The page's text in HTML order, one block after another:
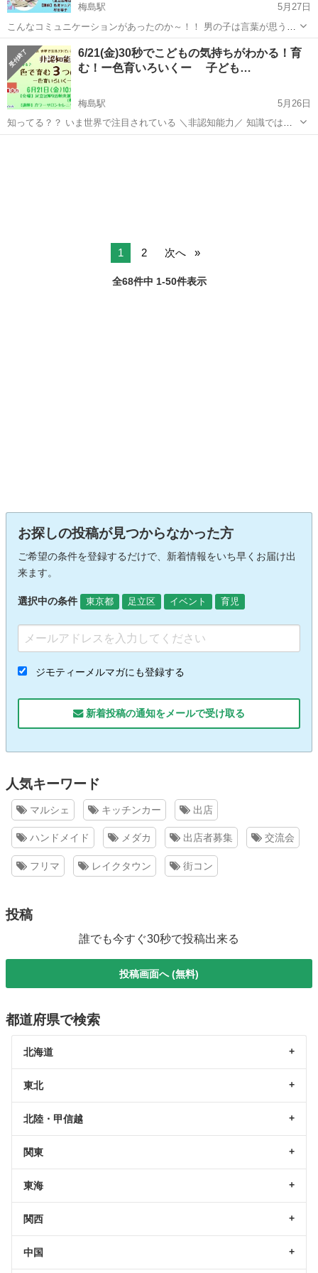
梅島駅
5月27日
こんなコミュニケーションがあったのか～！！ 男の子は言葉が思うよ
うに出てこないけれど、その日あったことを色を塗るだけで表現でき
るのですね！ ***************** ...
東京 足立区 梅島駅 育児
6/21(金)30秒でこどもの気持ちがわかる！育
む！ー色育いろいくー 子ども…
梅島駅
5月26日
知ってる？？ いま世界で注目されている ＼非認知能力／ 知識ではな
い IQで測れない内面の力 「非認知能力」を 色で育みます。 間もなく
1 2 次へ
全68件中 1-50件表示
お探しの投稿が見つからなかった方
ご希望の条件を登録するだけで、新着情報をいち早くお届け出
来ます。
選択中の条件 東京都 足立区 イベント 育児
ジモティーメルマガにも登録する
新着投稿の通知をメールで受け取る
人気キーワード
マルシェ キッチンカー 出店
ハンドメイド メダカ 出店者募集 交流会
フリマ レイクタウン 街コン
投稿
誰でも今すぐ30秒で投稿出来る
投稿画面へ (無料)
都道府県で検索
北海道
東北
北陸・甲信越
関東
東海
関西
中国